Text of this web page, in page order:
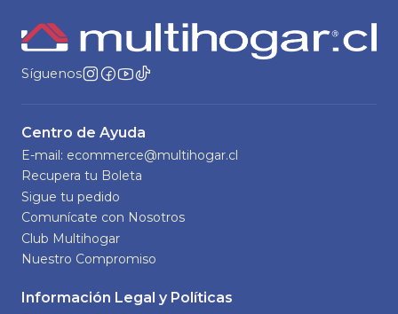
Síguenos
Centro de Ayuda
E-mail: ecommerce@multihogar.cl
Recupera tu Boleta
Sigue tu pedido
Comunícate con Nosotros
Club Multihogar
Nuestro Compromiso
Información Legal y Políticas